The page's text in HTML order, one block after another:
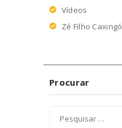
Vídeos
Zé Filho Caxingó
Procurar
por: